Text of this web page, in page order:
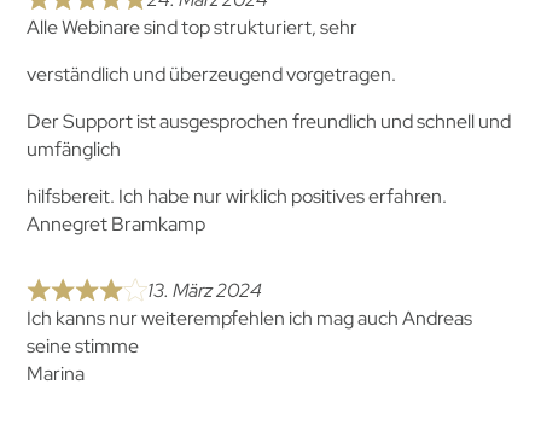
Alle Webinare sind top strukturiert, sehr
verständlich und überzeugend vorgetragen.
Der Support ist ausgesprochen freundlich und schnell und
umfänglich
hilfsbereit. Ich habe nur wirklich positives erfahren.
Annegret Bramkamp
13. März 2024
Ich kanns nur weiterempfehlen ich mag auch Andreas
seine stimme
Marina